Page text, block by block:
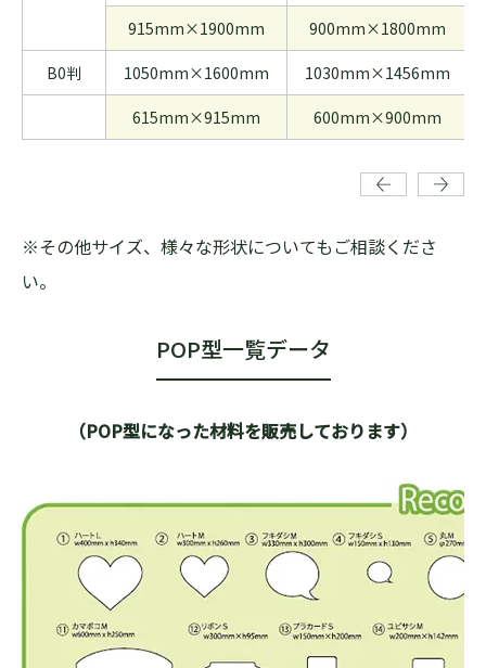
915mm×1900mm 900mm×1800mm
B0判 1050mm×1600mm 1030mm×1456mm
615mm×915mm 600mm×900mm
※その他サイズ、様々な形状についてもご相談くださ
い。
POP型一覧データ
（POP型になった材料を販売しております）